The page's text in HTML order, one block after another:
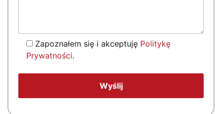
Zapoznałem się i akceptuję Politykę
Prywatności.